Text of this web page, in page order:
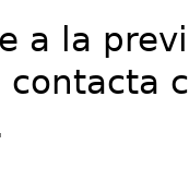
a la
contacta